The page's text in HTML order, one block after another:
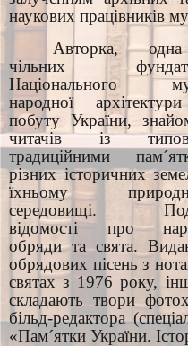
наукових працівників
Авторка,
чільних
Національного
народної
побуту України,
читачів із
традиційними
різних історичних
їхньому
середовищі.
відомості про
обряди та свята.
обрядових пісень з
святах з 1976 року,
складають твори
більд-редактора
«Пам´ятки України.